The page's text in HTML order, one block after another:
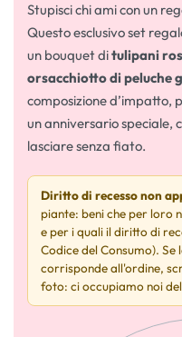
Stupisci chi ami con un
Questo esclusivo set
un bouquet ditulipani
orsacchiotto di peluche
composizione d’impatto,
un anniversario speciale,
lasciare senza fiato.
Diritto di recesso non
piante: beni che per loro
e per i quali il diritto di
Codice del Consumo).
corrisponde all'ordine,
foto: ci occupiamo noi